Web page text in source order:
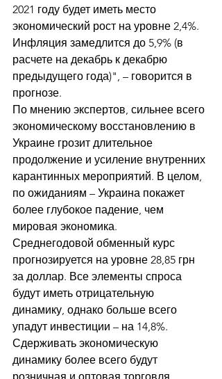
2021 году будет иметь место
экономический рост на уровне 2,4%.
Инфляция замедлится до 5,9% (в
расчете на декабрь к декабрю
предыдущего года)", – говорится в
прогнозе.
По мнению экспертов, сильнее всего
экономическому восстановлению в
Украине грозит длительное
продолжение и усиление внутренних
карантинных мероприятий. В целом,
по ожиданиям – Украина покажет
более глубокое падение, чем
мировая экономика.
Среднегодовой обменный курс
прогнозируется на уровне 28,85 грн
за доллар. Все элементы спроса
будут иметь отрицательную
динамику, однако больше всего
упадут инвестиции – на 14,8%.
Сдерживать экономическую
динамику более всего будут